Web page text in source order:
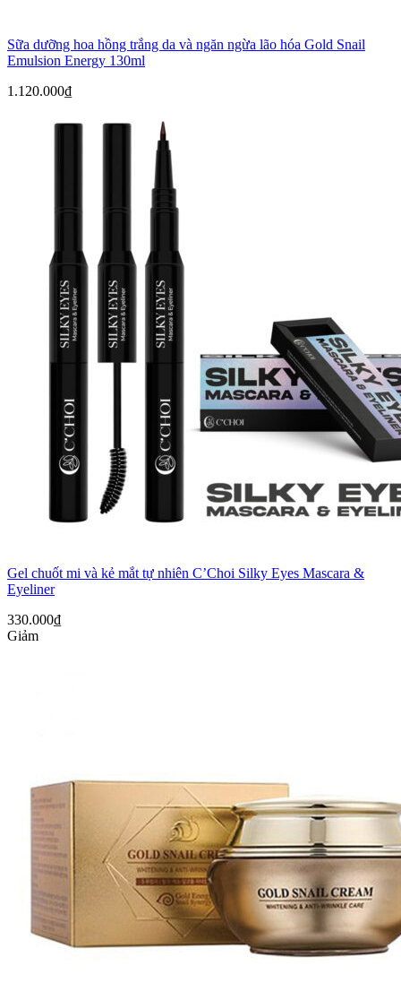
Sữa dưỡng hoa hồng trắng da và ngăn ngừa lão hóa Gold Snail
Emulsion Energy 130ml
1.120.000₫
Gel chuốt mi và kẻ mắt tự nhiên C’Choi Silky Eyes Mascara &
Eyeliner
330.000₫
Giảm